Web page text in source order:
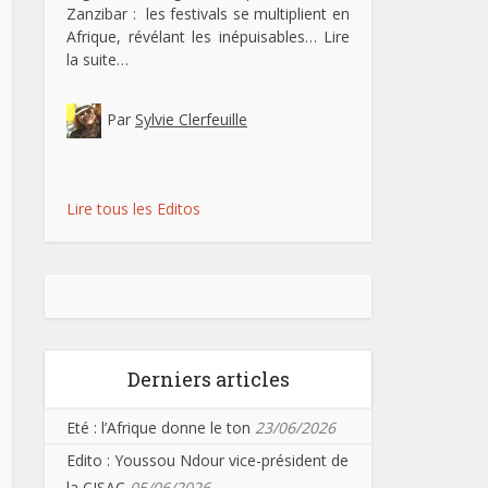
Zanzibar : les festivals se multiplient en
Afrique, révélant les inépuisables… Lire
la suite…
Par Sylvie Clerfeuille
Lire tous les Editos
Derniers articles
Eté : l’Afrique donne le ton 23/06/2026
Edito : Youssou Ndour vice-président de